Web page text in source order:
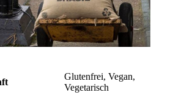
Glutenfrei, Vegan,
Vegetarisch